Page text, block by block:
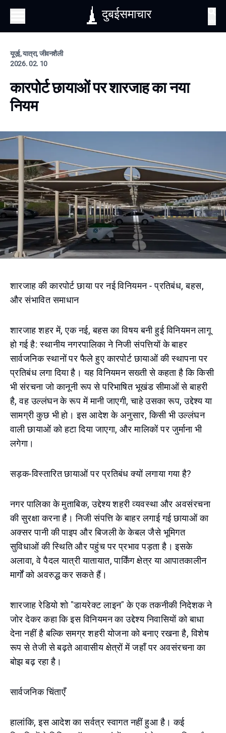
दुबईसमाचार
यूएई, यात्रा, जीवनशैली
2026. 02. 10
कारपोर्ट छायाओं पर शारजाह का नया
नियम
शारजाह की कारपोर्ट छाया पर नई विनियमन - प्रतिबंध, बहस,
और संभावित समाधान
शारजाह शहर में, एक नई, बहस का विषय बनी हुई विनियमन लागू
हो गई है: स्थानीय नगरपालिका ने निजी संपत्तियों के बाहर
सार्वजनिक स्थानों पर फैले हुए कारपोर्ट छायाओं की स्थापना पर
प्रतिबंध लगा दिया है। यह विनियमन सख्ती से कहता है कि किसी
भी संरचना जो कानूनी रूप से परिभाषित भूखंड सीमाओं से बाहरी
है, वह उल्लंघन के रूप में मानी जाएगी, चाहे उसका रूप, उद्देश्य या
सामग्री कुछ भी हो। इस आदेश के अनुसार, किसी भी उल्लंघन
वाली छायाओं को हटा दिया जाएगा, और मालिकों पर जुर्माना भी
लगेगा।
सड़क-विस्तारित छायाओं पर प्रतिबंध क्यों लगाया गया है?
नगर पालिका के मुताबिक, उद्देश्य शहरी व्यवस्था और अवसंरचना
की सुरक्षा करना है। निजी संपत्ति के बाहर लगाई गई छायाओं का
अक्सर पानी की पाइप और बिजली के केबल जैसे भूमिगत
सुविधाओं की स्थिति और पहुंच पर प्रभाव पड़ता है। इसके
अलावा, वे पैदल यात्री यातायात, पार्किंग क्षेत्र या आपातकालीन
मार्गों को अवरुद्ध कर सकते हैं।
शारजाह रेडियो शो "डायरेक्ट लाइन" के एक तकनीकी निदेशक ने
जोर देकर कहा कि इस विनियमन का उद्देश्य निवासियों को बाधा
देना नहीं है बल्कि समग्र शहरी योजना को बनाए रखना है, विशेष
रूप से तेजी से बढ़ते आवासीय क्षेत्रों में जहाँ पर अवसंरचना का
बोझ बढ़ रहा है।
सार्वजनिक चिंताएँ
हालांकि, इस आदेश का सर्वत्र स्वागत नहीं हुआ है। कई